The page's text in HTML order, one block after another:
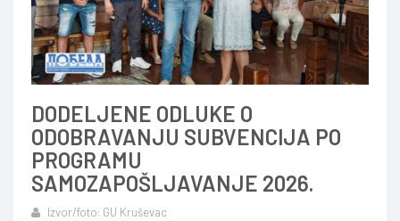
DODELJENE ODLUKE O
ODOBRAVANJU SUBVENCIJA PO
PROGRAMU
SAMOZAPOŠLJAVANJE 2026.
Izvor/foto: GU Kruševac